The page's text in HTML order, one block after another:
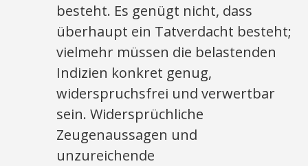
besteht. Es genügt nicht, dass
überhaupt ein Tatverdacht besteht;
vielmehr müssen die belastenden
Indizien konkret genug,
widerspruchsfrei und verwertbar
sein. Widersprüchliche
Zeugenaussagen und
unzureichende